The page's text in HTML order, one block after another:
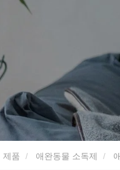
제품 애완동물 소독제